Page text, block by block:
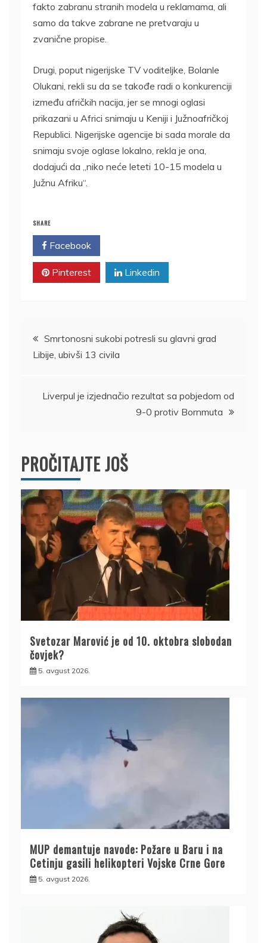
fakto zabranu stranih modela u reklamama, ali
samo da takve zabrane ne pretvaraju u
zvanične propise.
Drugi, poput nigerijske TV voditeljke, Bolanle
Olukani, rekli su da se takođe radi o konkurenciji
između afričkih nacija, jer se mnogi oglasi
prikazani u Africi snimaju u Keniji i Južnoafričkoj
Republici. Nigerijske agencije bi sada morale da
snimaju svoje oglase lokalno, rekla je ona,
dodajući da „niko neće leteti 10-15 modela u
Južnu Afriku“.
SHARE
Facebook
Pinterest Linkedin
Kretanje
članka
Smrtonosni sukobi potresli su glavni grad
Libije, ubivši 13 civila
Liverpul je izjednačio rezultat sa pobjedom od
9-0 protiv Bornmuta
PROČITAJTE JOŠ
Svetozar Marović je od 10. oktobra slobodan
čovjek?
5. avgust 2026.
MUP demantuje navode: Požare u Baru i na
Cetinju gasili helikopteri Vojske Crne Gore
5. avgust 2026.